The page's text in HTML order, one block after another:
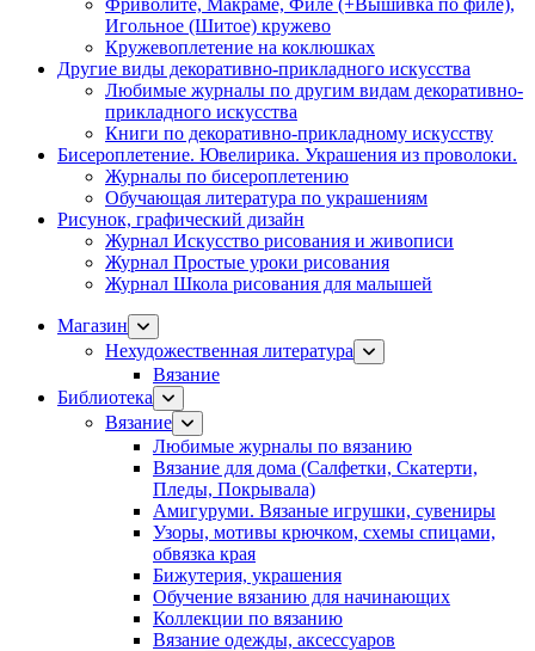
Фриволите, Макраме, Филе (+Вышивка по филе),
Игольное (Шитое) кружево
Кружевоплетение на коклюшках
Другие виды декоративно-прикладного искусства
Любимые журналы по другим видам декоративно-
прикладного искусства
Книги по декоративно-прикладному искусству
Бисероплетение. Ювелирика. Украшения из проволоки.
Журналы по бисероплетению
Обучающая литература по украшениям
Рисунок, графический дизайн
Журнал Искусство рисования и живописи
Журнал Простые уроки рисования
Журнал Школа рисования для малышей
Магазин
Нехудожественная литература
Вязание
Библиотека
Вязание
Любимые журналы по вязанию
Вязание для дома (Салфетки, Скатерти,
Пледы, Покрывала)
Амигуруми. Вязаные игрушки, сувениры
Узоры, мотивы крючком, схемы спицами,
обвязка края
Бижутерия, украшения
Обучение вязанию для начинающих
Коллекции по вязанию
Вязание одежды, аксессуаров